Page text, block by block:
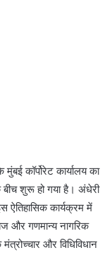
कॉर्पोरेट कार्यालय का
बीच शुरू हो गया है। अंधेरी
ऐतिहासिक कार्यक्रम में
और गणमान्य नागरिक
और विधिविधान